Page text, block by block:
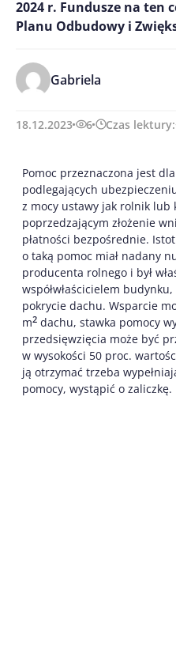
2024 r. Fundusze na ten
Planu Odbudowy i
Gabriela
18.12.2023 6 Czas lektury:
Pomoc przeznaczona jest
podlegających
z mocy ustawy jak rolnik
poprzedzającym złożenie
płatności bezpośrednie.
o taką pomoc miał nadany
producenta rolnego i był
współwłaścicielem
pokrycie dachu. Wsparcie
m2 dachu, stawka pomocy
przedsięwzięcia może być
w wysokości 50 proc.
ją otrzymać trzeba
pomocy, wystąpić o zaliczkę.